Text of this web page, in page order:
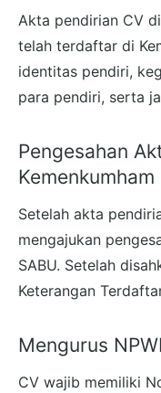
Akta pendirian CV
telah terdaftar di
identitas pendiri,
para pendiri, serta
Pengesahan
Kemenkumham
Setelah akta
mengajukan
SABU. Setelah
Keterangan
Mengurus
CV wajib memiliki